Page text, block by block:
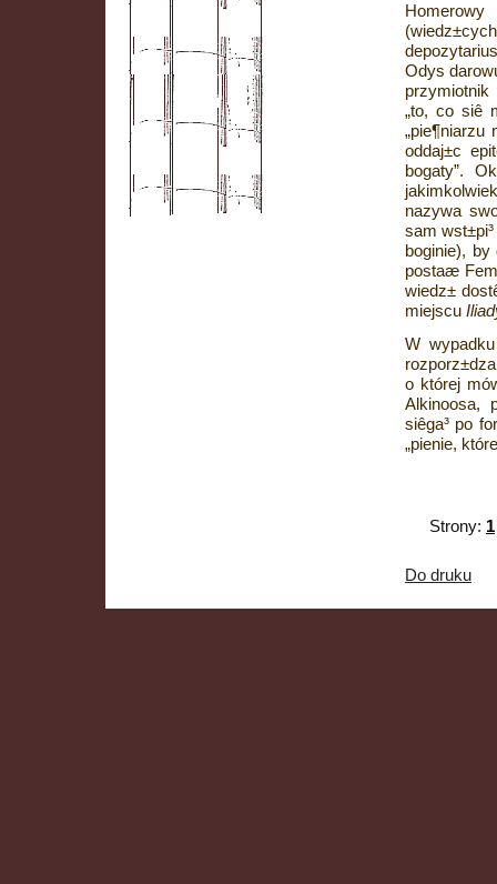
Homerowy
Odys
„to, co siê
„pie¶niarzu
oddaj±c
bogaty”.
nazywa
sam
boginie),
postaæ
wiedz±
miejscu
W
o której
Alkinoosa,
siêga³ po
„pienie,
Strony: 1
Do druku